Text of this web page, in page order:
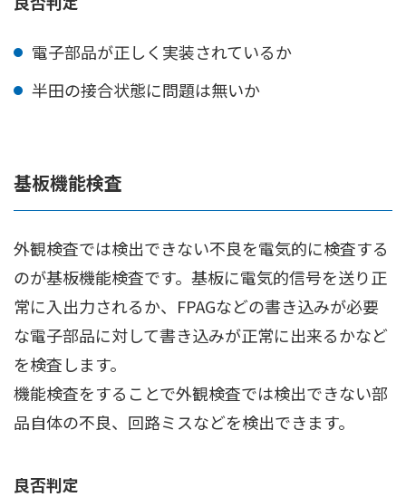
電子部品が正しく実装されているか
半田の接合状態に問題は無いか
基板機能検査
外観検査では検出できない不良を電気的に検査する
のが基板機能検査です。基板に電気的信号を送り正
常に入出力されるか、FPAGなどの書き込みが必要
な電子部品に対して書き込みが正常に出来るかなど
を検査します。
機能検査をすることで外観検査では検出できない部
品自体の不良、回路ミスなどを検出できます。
良否判定